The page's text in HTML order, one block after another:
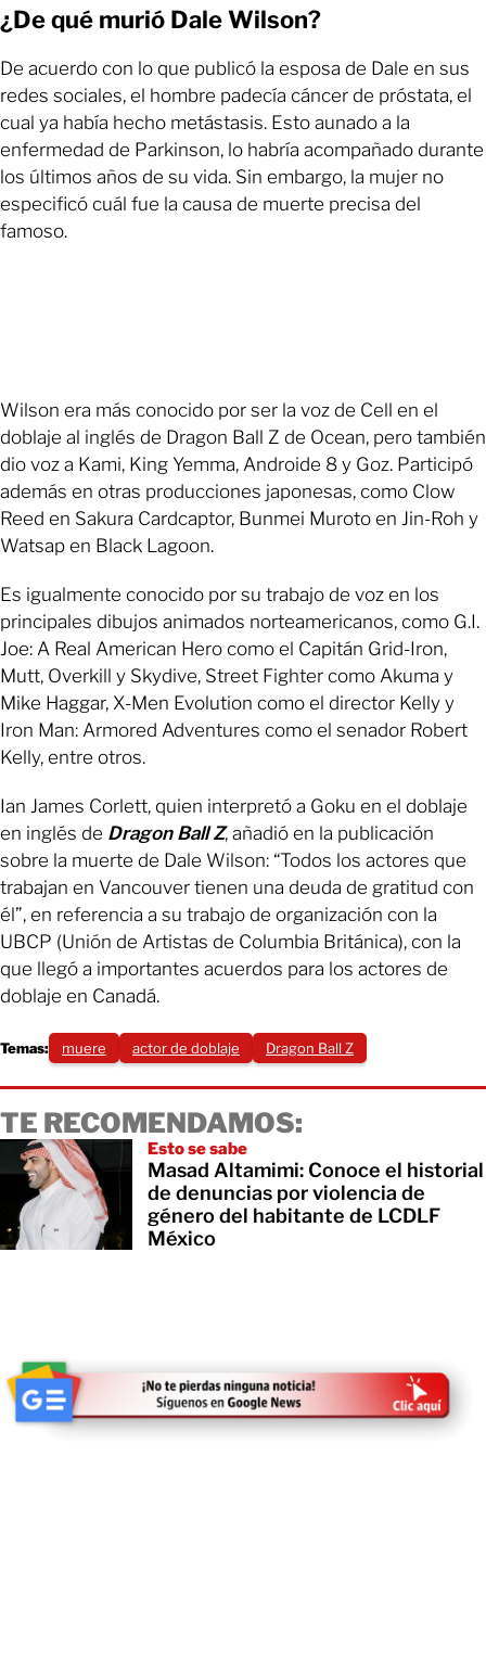
¿De qué murió Dale Wilson?
De acuerdo con lo que publicó la esposa de Dale en sus
redes sociales, el hombre padecía cáncer de próstata, el
cual ya había hecho metástasis. Esto aunado a la
enfermedad de Parkinson, lo habría acompañado durante
los últimos años de su vida. Sin embargo, la mujer no
especificó cuál fue la causa de muerte precisa del
famoso.
Wilson era más conocido por ser la voz de Cell en el
doblaje al inglés de Dragon Ball Z de Ocean, pero también
dio voz a Kami, King Yemma, Androide 8 y Goz. Participó
además en otras producciones japonesas, como Clow
Reed en Sakura Cardcaptor, Bunmei Muroto en Jin-Roh y
Watsap en Black Lagoon.
Es igualmente conocido por su trabajo de voz en los
principales dibujos animados norteamericanos, como G.I.
Joe: A Real American Hero como el Capitán Grid-Iron,
Mutt, Overkill y Skydive, Street Fighter como Akuma y
Mike Haggar, X-Men Evolution como el director Kelly y
Iron Man: Armored Adventures como el senador Robert
Kelly, entre otros.
Ian James Corlett, quien interpretó a Goku en el doblaje
en inglés de Dragon Ball Z, añadió en la publicación
sobre la muerte de Dale Wilson: “Todos los actores que
trabajan en Vancouver tienen una deuda de gratitud con
él”, en referencia a su trabajo de organización con la
UBCP (Unión de Artistas de Columbia Británica), con la
que llegó a importantes acuerdos para los actores de
doblaje en Canadá.
Temas: muere actor de doblaje Dragon Ball Z
TE RECOMENDAMOS:
Esto se sabe
Masad Altamimi: Conoce el historial
de denuncias por violencia de
género del habitante de LCDLF
México